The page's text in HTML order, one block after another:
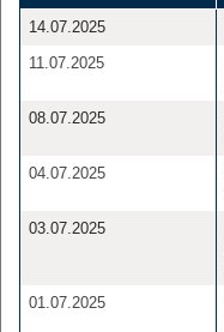
14.07.2025
11.07.2025
08.07.2025
04.07.2025
03.07.2025
01.07.2025